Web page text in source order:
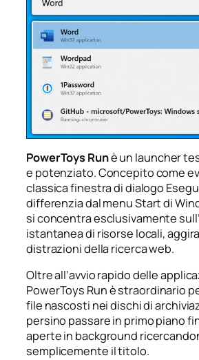
PowerToys Runè un launcher
e potenziato. Concepito come
classica finestra di dialogo
differenzia dal menu Start di
si concentra esclusivamente
istantanea di risorse locali,
distrazioni della ricerca web.
Oltre all’avvio rapido delle
PowerToys Run è straordinario
file nascosti nei dischi di
persino passare in primo piano
aperte in background
semplicemente il titolo.